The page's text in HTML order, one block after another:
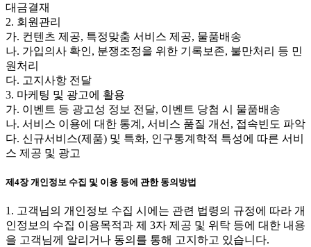
대금결재
2. 회원관리
가. 컨텐츠 제공, 특정맞춤 서비스 제공, 물품배송
나. 가입의사 확인, 분쟁조정을 위한 기록보존, 불만처리 등 민
원처리
다. 고지사항 전달
3. 마케팅 및 광고에 활용
가. 이벤트 등 광고성 정보 전달, 이벤트 당첨 시 물품배송
나. 서비스 이용에 대한 통계, 서비스 품질 개선, 접속빈도 파악
다. 신규서비스(제품) 및 특화, 인구통계학적 특성에 따른 서비
스 제공 및 광고
제4장 개인정보 수집 및 이용 등에 관한 동의방법
1. 고객님의 개인정보 수집 시에는 관련 법령의 규정에 따라 개
인정보의 수집 이용목적과 제 3자 제공 및 위탁 등에 대한 내용
을 고객님께 알리거나 동의를 통해 고지하고 있습니다.